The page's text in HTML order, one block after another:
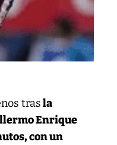
trasla
Enrique
con un